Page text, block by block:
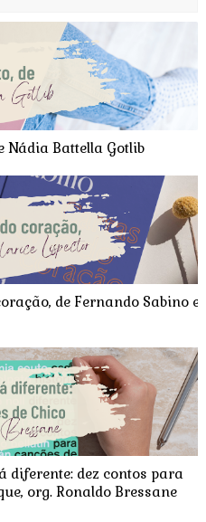
Nádia Battella Gotlib
de Fernando Sabino e
diferente: dez contos para
org. Ronaldo Bressane